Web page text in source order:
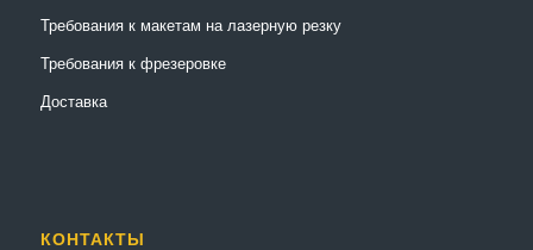
Требования к макетам на лазерную резку
Требования к фрезеровке
Доставка
КОНТАКТЫ